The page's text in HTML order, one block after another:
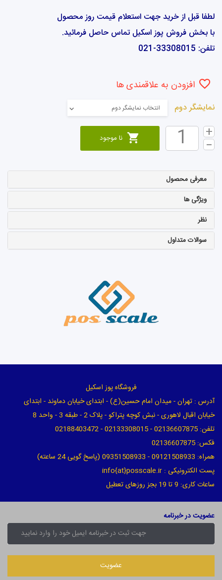
لطفا قبل از خرید جهت استعلام قیمت روز محصول
با بخش فروش پوز اسکیل تماس حاصل فرمائید.
تلفن: 33308015-021
افزودن به علاقمندی ها
نمایشگر دوم انتخاب نمایشگر دوم
نا موجود
معرفی محصول
ویژگی ها
نظر
سوالات متداول
فروشگاه پوز اسکیل
آدرس : تهران - میدان امام حسین(ع) - ابتدای خیابان دماوند - ابتدای
خیابان اقبال لاهوری - نبش کوچه پتراکو - پلاک 2 - طبقه 3 - واحد 8
تلفن: 02136607875 - 02133308015 - 02188403472
فکس: 02136607875
همراه: 09121508933 - 09351508933 (پاسخ گویی 24 ساعته)
پست الکترونیکی : info{at}posscale.ir
ساعات کاری: 9 تا 19 بجز روزهای تعطیل
عضویت در خبرنامه